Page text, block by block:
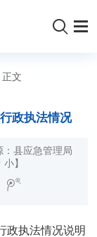
正文
政执法情况
县应急管理局
小】
政执法情况说明